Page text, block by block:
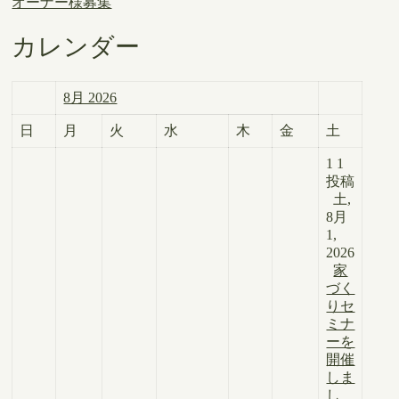
カレンダー
8月 2026
日 月 火 水 木 金 土
1 1
投稿
土,
8月
1,
2026
家
づく
りセ
ミナ
ーを
開催
しま
し